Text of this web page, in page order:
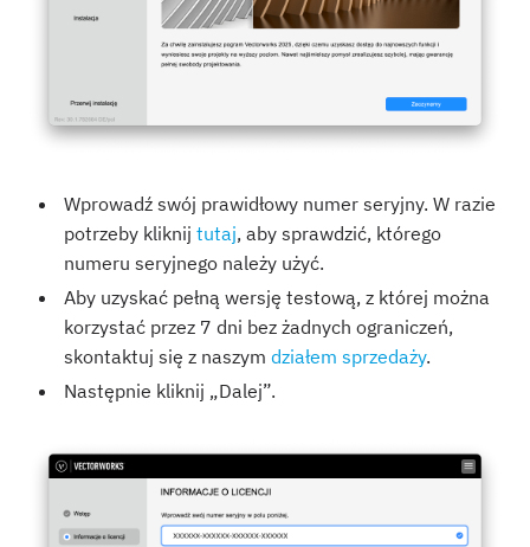
Wprowadź swój prawidłowy numer seryjny. W razie
potrzeby kliknij tutaj, aby sprawdzić, którego
numeru seryjnego należy użyć.
Aby uzyskać pełną wersję testową, z której można
korzystać przez 7 dni bez żadnych ograniczeń,
skontaktuj się z naszym działem sprzedaży.
Następnie kliknij „Dalej”.